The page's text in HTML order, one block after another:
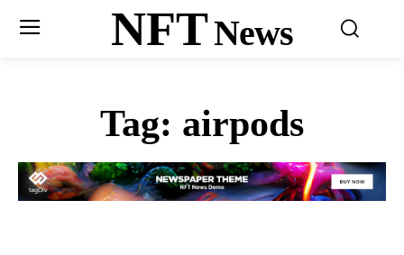
NFTNews
Tag: airpods